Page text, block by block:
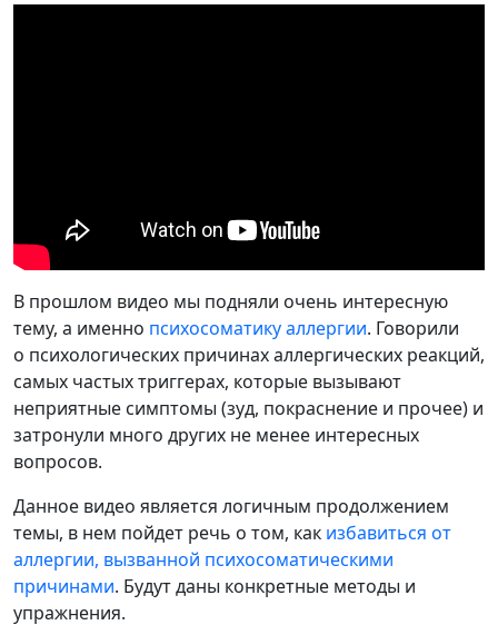
В прошлом видео мы подняли очень интересную
тему, а именно психосоматику аллергии. Говорили
о психологических причинах аллергических реакций,
самых частых триггерах, которые вызывают
неприятные симптомы (зуд, покраснение и прочее) и
затронули много других не менее интересных
вопросов.
Данное видео является логичным продолжением
темы, в нем пойдет речь о том, как избавиться от
аллергии, вызванной психосоматическими
причинами. Будут даны конкретные методы и
упражнения.